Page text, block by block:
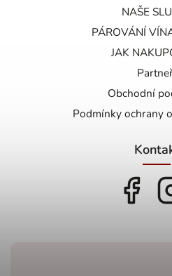
NAŠE
PÁROVÁNÍ
JAK
Obchodní
Podmínky ochrany